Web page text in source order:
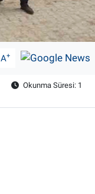
A+
Okunma Süresi: 1